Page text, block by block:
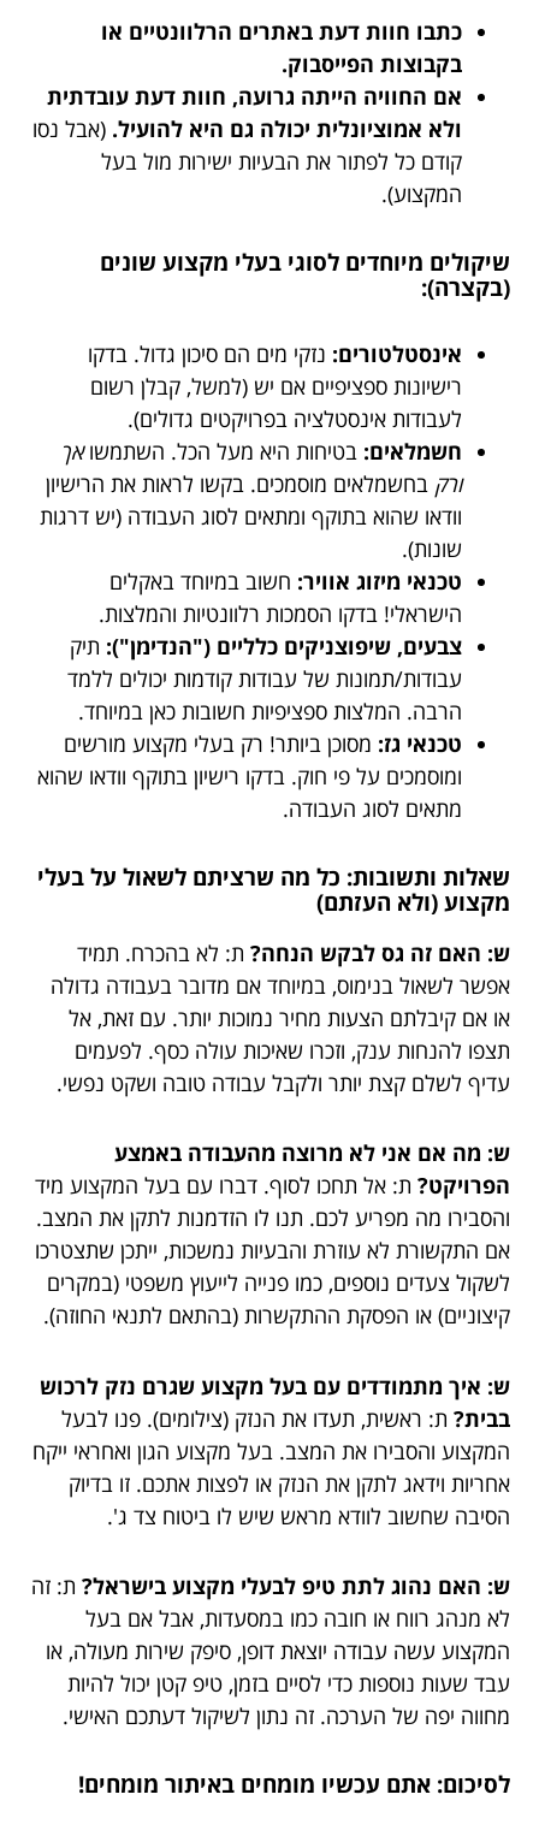
כתבו חוות דעת באתרים הרלוונטיים או
בקבוצות הפייסבוק.
אם החוויה הייתה גרועה, חוות דעת עובדתית
ולא אמוציונלית יכולה גם היא להועיל. (אבל נסו
קודם כל לפתור את הבעיות ישירות מול בעל
המקצוע).
שיקולים מיוחדים לסוגי בעלי מקצוע שונים
(בקצרה):
אינסטלטורים: נזקי מים הם סיכון גדול. בדקו
רישיונות ספציפיים אם יש (למשל, קבלן רשום
לעבודות אינסטלציה בפרויקטים גדולים).
חשמלאים: בטיחות היא מעל הכל. השתמשואך
ורק בחשמלאים מוסמכים. בקשו לראות את הרישיון
וודאו שהוא בתוקף ומתאים לסוג העבודה (יש דרגות
שונות).
טכנאי מיזוג אוויר: חשוב במיוחד באקלים
הישראלי! בדקו הסמכות רלוונטיות והמלצות.
צבעים, שיפוצניקים כלליים ("הנדימן"): תיק
עבודות/תמונות של עבודות קודמות יכולים ללמד
הרבה. המלצות ספציפיות חשובות כאן במיוחד.
טכנאי גז: מסוכן ביותר! רק בעלי מקצוע מורשים
ומוסמכים על פי חוק. בדקו רישיון בתוקף וודאו שהוא
מתאים לסוג העבודה.
שאלות ותשובות: כל מה שרציתם לשאול על בעלי
מקצוע (ולא העזתם)
ש: האם זה גס לבקש הנחה? ת: לא בהכרח. תמיד
אפשר לשאול בנימוס, במיוחד אם מדובר בעבודה גדולה
או אם קיבלתם הצעות מחיר נמוכות יותר. עם זאת, אל
תצפו להנחות ענק, וזכרו שאיכות עולה כסף. לפעמים
עדיף לשלם קצת יותר ולקבל עבודה טובה ושקט נפשי.
ש: מה אם אני לא מרוצה מהעבודה באמצע
הפרויקט? ת: אל תחכו לסוף. דברו עם בעל המקצוע מיד
והסבירו מה מפריע לכם. תנו לו הזדמנות לתקן את המצב.
אם התקשורת לא עוזרת והבעיות נמשכות, ייתכן שתצטרכו
לשקול צעדים נוספים, כמו פנייה לייעוץ משפטי (במקרים
קיצוניים) או הפסקת ההתקשרות (בהתאם לתנאי החוזה).
ש: איך מתמודדים עם בעל מקצוע שגרם נזק לרכוש
בבית? ת: ראשית, תעדו את הנזק (צילומים). פנו לבעל
המקצוע והסבירו את המצב. בעל מקצוע הגון ואחראי ייקח
אחריות וידאג לתקן את הנזק או לפצות אתכם. זו בדיוק
הסיבה שחשוב לוודא מראש שיש לו ביטוח צד ג'.
ש: האם נהוג לתת טיפ לבעלי מקצוע בישראל? ת: זה
לא מנהג רווח או חובה כמו במסעדות, אבל אם בעל
המקצוע עשה עבודה יוצאת דופן, סיפק שירות מעולה, או
עבד שעות נוספות כדי לסיים בזמן, טיפ קטן יכול להיות
מחווה יפה של הערכה. זה נתון לשיקול דעתכם האישי.
לסיכום: אתם עכשיו מומחים באיתור מומחים!